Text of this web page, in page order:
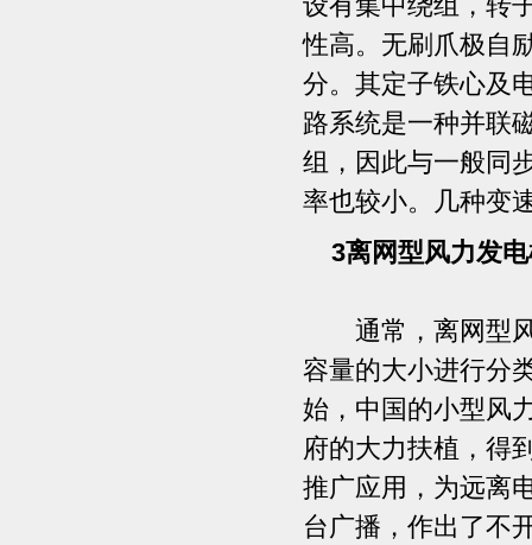
性高。无刷爪极自
分。其定子铁心及
路系统是一种并联
组，因此与一般同
率也较小。几种变
3离网型风力发电
通常，离网型风
容量的大小进行分
始，中国的小型风
府的大力扶植，得
推广应用，为远离
台广播，作出了不